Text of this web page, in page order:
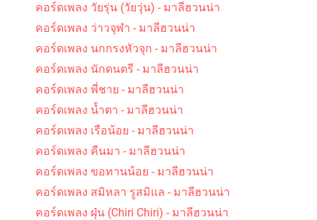
คอร์ดเพลง วัยรุ่น (วัยวุ่น) - มาลีฮวนน่า
คอร์ดเพลง ว่าวจุฬา - มาลีฮวนน่า
คอร์ดเพลง นกกรงหัวจุก - มาลีฮวนน่า
คอร์ดเพลง นักดนตรี - มาลีฮวนน่า
คอร์ดเพลง พี่ชาย - มาลีฮวนน่า
คอร์ดเพลง น้ำตา - มาลีฮวนน่า
คอร์ดเพลง เรือน้อย - มาลีฮวนน่า
คอร์ดเพลง คืนมา - มาลีฮวนน่า
คอร์ดเพลง ขอทานน้อย - มาลีฮวนน่า
คอร์ดเพลง สมิหลา รูสมิแล - มาลีฮวนน่า
คอร์ดเพลง ฝุ่น (Chiri Chiri) - มาลีฮวนน่า